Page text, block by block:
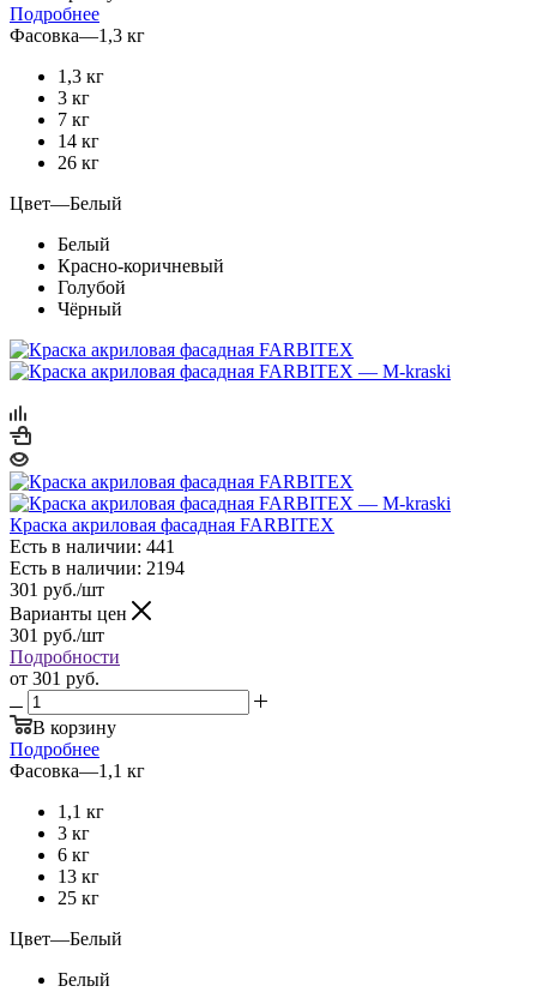
Подробнее
Фасовка—1,3 кг
1,3 кг
3 кг
7 кг
14 кг
26 кг
Цвет—Белый
Белый
Красно-коричневый
Голубой
Чёрный
Краска акриловая фасадная FARBITEX
Есть в наличии: 441
Есть в наличии: 2194
301 руб./шт
Варианты цен
301 руб./шт
Подробности
от 301 руб.
В корзину
Подробнее
Фасовка—1,1 кг
1,1 кг
3 кг
6 кг
13 кг
25 кг
Цвет—Белый
Белый